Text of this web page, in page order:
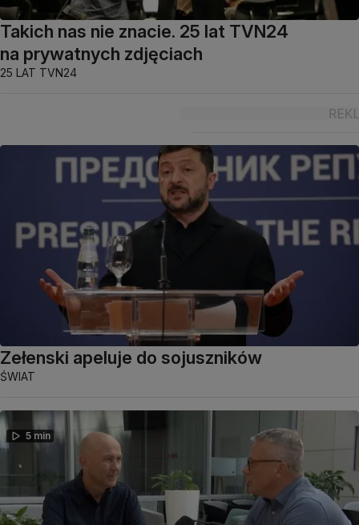
Takich nas nie znacie. 25 lat TVN24
na prywatnych zdjęciach
25 LAT TVN24
Zełenski apeluje do sojuszników
ŚWIAT
5 min